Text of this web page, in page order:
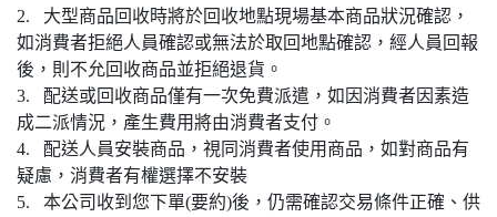
2. 大型商品回收時將於回收地點現場基本商品狀況確認，
如消費者拒絕人員確認或無法於取回地點確認，經人員回報
後，則不允回收商品並拒絕退貨。
3. 配送或回收商品僅有一次免費派遣，如因消費者因素造
成二派情況，產生費用將由消費者支付。
4. 配送人員安裝商品，視同消費者使用商品，如對商品有
疑慮，消費者有權選擇不安裝
5. 本公司收到您下單(要約)後，仍需確認交易條件正確、供